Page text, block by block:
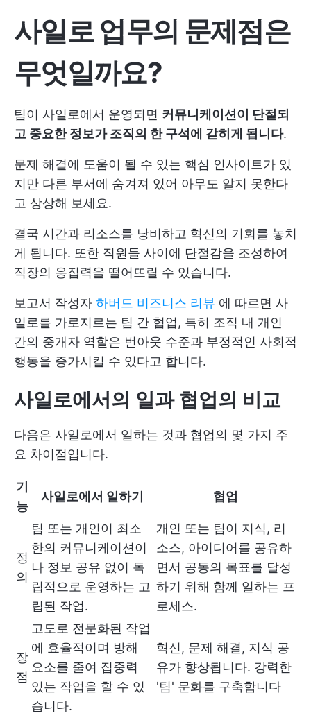
사일로 업무의 문제점은
무엇일까요?
팀이 사일로에서 운영되면 커뮤니케이션이 단절되
고 중요한 정보가 조직의 한 구석에 갇히게 됩니다.
문제 해결에 도움이 될 수 있는 핵심 인사이트가 있
지만 다른 부서에 숨겨져 있어 아무도 알지 못한다
고 상상해 보세요.
결국 시간과 리소스를 낭비하고 혁신의 기회를 놓치
게 됩니다. 또한 직원들 사이에 단절감을 조성하여
직장의 응집력을 떨어뜨릴 수 있습니다.
보고서 작성자 하버드 비즈니스 리뷰 에 따르면 사
일로를 가로지르는 팀 간 협업, 특히 조직 내 개인
간의 중개자 역할은 번아웃 수준과 부정적인 사회적
행동을 증가시킬 수 있다고 합니다.
사일로에서의 일과 협업의 비교
다음은 사일로에서 일하는 것과 협업의 몇 가지 주
요 차이점입니다.
기
능
사일로에서 일하기 협업
정
의
팀 또는 개인이 최소
한의 커뮤니케이션이
나 정보 공유 없이 독
립적으로 운영하는 고
립된 작업.
개인 또는 팀이 지식, 리
소스, 아이디어를 공유하
면서 공동의 목표를 달성
하기 위해 함께 일하는 프
로세스.
장
점
고도로 전문화된 작업
에 효율적이며 방해
요소를 줄여 집중력
있는 작업을 할 수 있
습니다.
혁신, 문제 해결, 지식 공
유가 향상됩니다. 강력한
'팀' 문화를 구축합니다